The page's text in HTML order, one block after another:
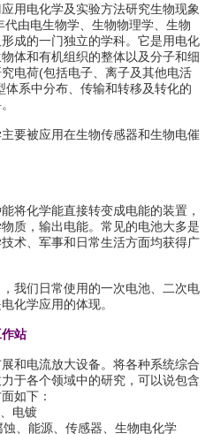
电化学及实验方法研究生物现象
由电生物学、生物物理学、生物
成的一门独立的学科。它是用电化
体和有机组织的整体以及分子和细
电荷(包括电子、离子及其他电活
系中分布、传输和转移及转化的
被应用在生物传感器和生物电催
化学能直接转变成电能的装置，
质，输出电能。常见的电池大多是
术、军事和日常生活方面均获得广
们日常使用的一次电池、二次电
化学应用的体现。
站
电流放大设备。将各种系统综合
于各个领域中的研究，可以说包含
如下：
电镀
、能源、传感器、生物电化学